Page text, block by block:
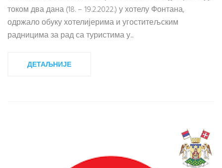
током два дана (18. – 19.2.2022.) у хотелу Фонтана,
одржало обуку хотелијерима и угоститељским
радницима за рад са туристима у...
ДЕТАЉНИЈЕ